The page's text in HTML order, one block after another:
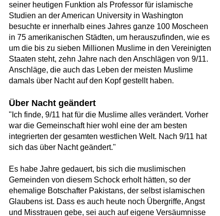
seiner heutigen Funktion als Professor für islamische
Studien an der American University in Washington
besuchte er innerhalb eines Jahres ganze 100 Moscheen
in 75 amerikanischen Städten, um herauszufinden, wie es
um die bis zu sieben Millionen Muslime in den Vereinigten
Staaten steht, zehn Jahre nach den Anschlägen von 9/11.
Anschläge, die auch das Leben der meisten Muslime
damals über Nacht auf den Kopf gestellt haben.
Über Nacht geändert
"Ich finde, 9/11 hat für die Muslime alles verändert. Vorher
war die Gemeinschaft hier wohl eine der am besten
integrierten der gesamten westlichen Welt. Nach 9/11 hat
sich das über Nacht geändert."
Es habe Jahre gedauert, bis sich die muslimischen
Gemeinden von diesem Schock erholt hätten, so der
ehemalige Botschafter Pakistans, der selbst islamischen
Glaubens ist. Dass es auch heute noch Übergriffe, Angst
und Misstrauen gebe, sei auch auf eigene Versäumnisse